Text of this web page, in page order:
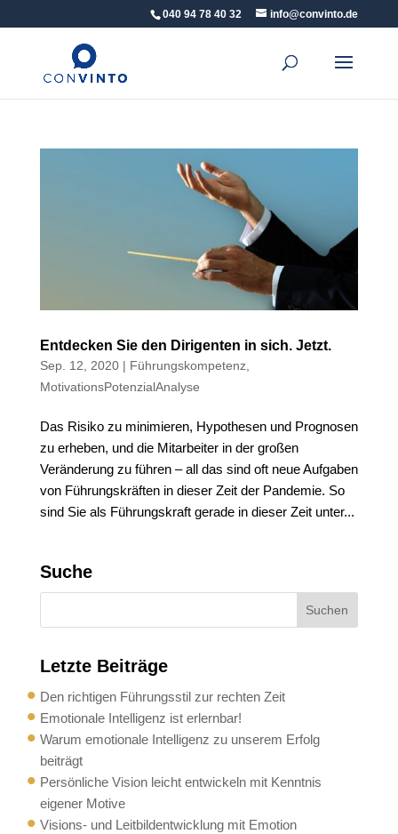
040 94 78 40 32 info@convinto.de
Entdecken Sie den Dirigenten in sich. Jetzt.
Sep. 12, 2020| Führungskompetenz,
MotivationsPotenzialAnalyse
Das Risiko zu minimieren, Hypothesen und Prognosen
zu erheben, und die Mitarbeiter in der großen
Veränderung zu führen – all das sind oft neue Aufgaben
von Führungskräften in dieser Zeit der Pandemie. So
sind Sie als Führungskraft gerade in dieser Zeit unter...
Suche
Letzte Beiträge
Den richtigen Führungsstil zur rechten Zeit
Emotionale Intelligenz ist erlernbar!
Warum emotionale Intelligenz zu unserem Erfolg
beiträgt
Persönliche Vision leicht entwickeln mit Kenntnis
eigener Motive
Visions- und Leitbildentwicklung mit Emotion